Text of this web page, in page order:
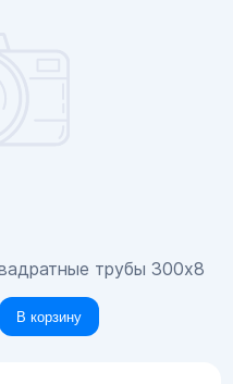
трубы 300x8
В корзину